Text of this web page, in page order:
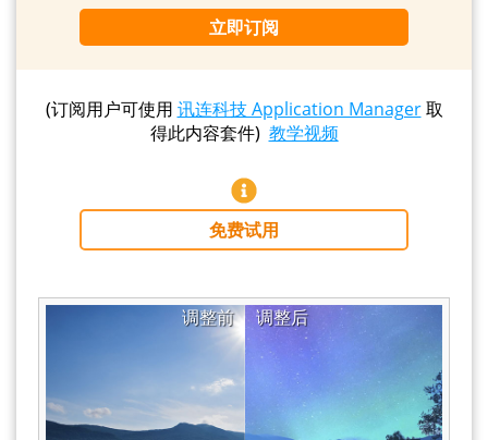
立即订阅
(订阅用户可使用 讯连科技 Application Manager取
得此内容套件) 教学视频
免费试用
调整后
调整前